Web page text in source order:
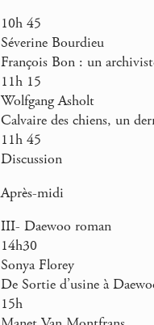
10h 45
Séverine Bourdieu
François Bon : un
11h 15
Wolfgang Asholt
Calvaire des chiens, un
11h 45
Discussion
Après-midi
III- Daewoo roman
14h30
Sonya Florey
De Sortie d’usine à
15h